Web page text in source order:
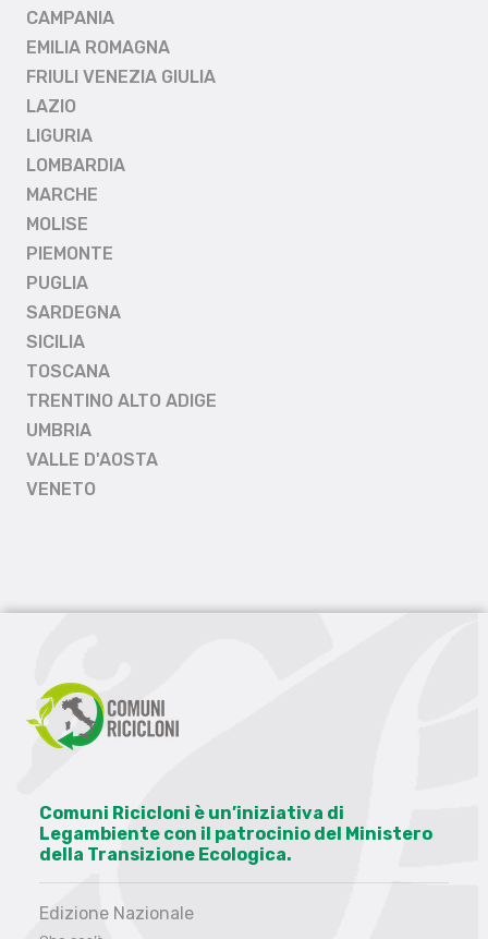
CAMPANIA
EMILIA ROMAGNA
FRIULI VENEZIA GIULIA
LAZIO
LIGURIA
LOMBARDIA
MARCHE
MOLISE
PIEMONTE
PUGLIA
SARDEGNA
SICILIA
TOSCANA
TRENTINO ALTO ADIGE
UMBRIA
VALLE D'AOSTA
VENETO
Comuni Ricicloni è un’iniziativa di
Legambiente con il patrocinio del Ministero
della Transizione Ecologica.
Edizione Nazionale